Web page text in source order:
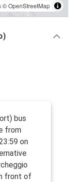
©OpenStreetMap
bus
from
on
front of